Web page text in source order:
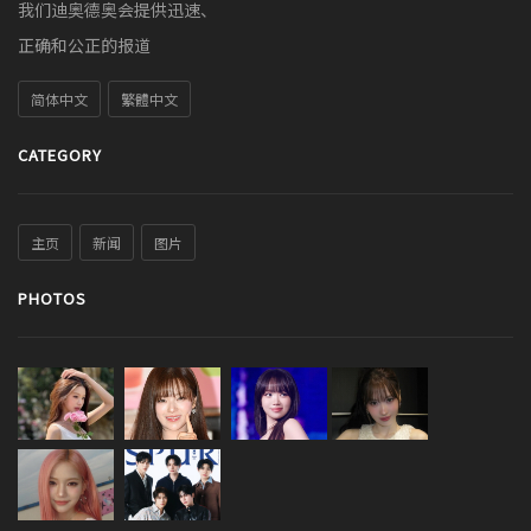
我们迪奥德奥会提供迅速、
正确和公正的报道
简体中文 繁體中文
CATEGORY
主页 新闻 图片
PHOTOS